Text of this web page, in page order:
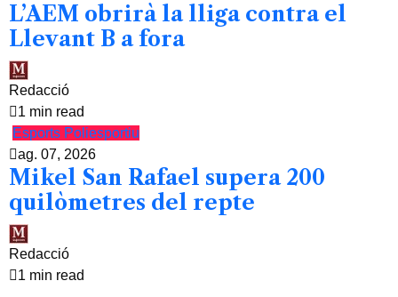
L’AEM obrirà la lliga contra el
Llevant B a fora
Redacció
1 min read
Esports Poliesportiu
ag. 07, 2026
Mikel San Rafael supera 200
quilòmetres del repte
Redacció
1 min read